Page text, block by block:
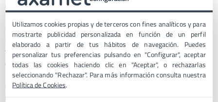
mantenimiento más continuado y preciso.
Hay que prestar especialatención a la seguridad. Lo más
importante es estar al día de las actualizaciones; estas no
traen únicamente nuevas y mejores implementaciones, sino
que en ocasiones también incorporan parches de seguridad.
Otro punto para reforzar la seguridad en Magento es
la URL del administrador
Utilizamos cookies propias y de terceros con fines analíticos y para
mostrarte publicidad personalizada en función de un perfil
elaborado a partir de tus hábitos de navegación. Puedes
personalizar tus preferencias pulsando en "Configurar", aceptar
todas las cookies haciendo clic en "Aceptar", o rechazarlas
seleccionando "Rechazar". Para más información consulta nuestra
Política de Cookies.